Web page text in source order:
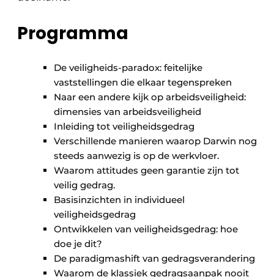
Programma
De veiligheids-paradox: feitelijke
vaststellingen die elkaar tegenspreken
Naar een andere kijk op arbeidsveiligheid:
dimensies van arbeidsveiligheid
Inleiding tot veiligheidsgedrag
Verschillende manieren waarop Darwin nog
steeds aanwezig is op de werkvloer.
Waarom attitudes geen garantie zijn tot
veilig gedrag.
Basisinzichten in individueel
veiligheidsgedrag
Ontwikkelen van veiligheidsgedrag: hoe
doe je dit?
De paradigmashift van gedragsverandering
Waarom de klassiek gedragsaanpak nooit